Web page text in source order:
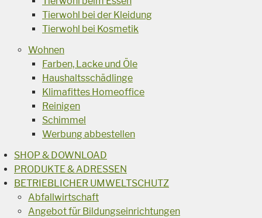
Tierwohl bei der Kleidung
Tierwohl bei Kosmetik
Wohnen
Farben, Lacke und Öle
Haushaltsschädlinge
Klimafittes Homeoffice
Reinigen
Schimmel
Werbung abbestellen
SHOP & DOWNLOAD
PRODUKTE & ADRESSEN
BETRIEBLICHER UMWELTSCHUTZ
Abfallwirtschaft
Angebot für Bildungseinrichtungen